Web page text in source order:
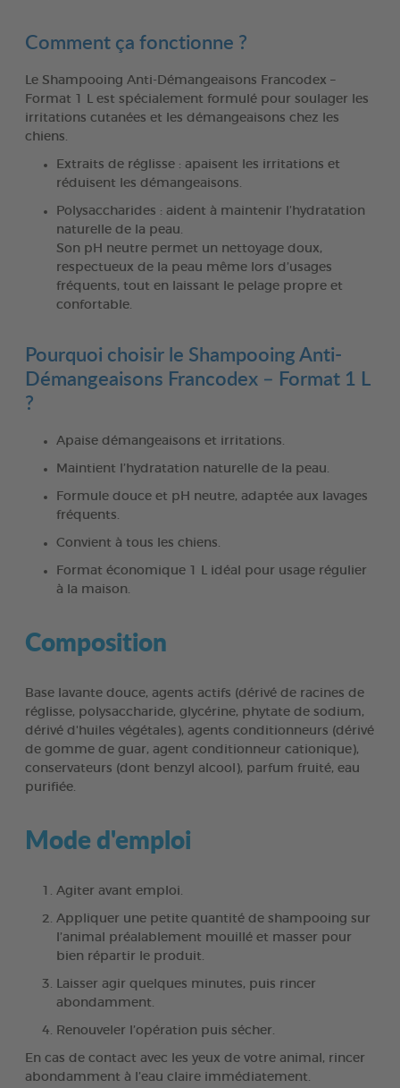
Comment ça fonctionne ?
Le Shampooing Anti-Démangeaisons Francodex –
Format 1 L est spécialement formulé pour soulager les
irritations cutanées et les démangeaisons chez les
chiens.
Extraits de réglisse : apaisent les irritations et
réduisent les démangeaisons.
Polysaccharides : aident à maintenir l’hydratation
naturelle de la peau.
Son pH neutre permet un nettoyage doux,
respectueux de la peau même lors d’usages
fréquents, tout en laissant le pelage propre et
confortable.
Pourquoi choisir le Shampooing Anti-
Démangeaisons Francodex – Format 1 L
?
Apaise démangeaisons et irritations.
Maintient l’hydratation naturelle de la peau.
Formule douce et pH neutre, adaptée aux lavages
fréquents.
Convient à tous les chiens.
Format économique 1 L idéal pour usage régulier
à la maison.
Composition
Base lavante douce, agents actifs (dérivé de racines de
réglisse, polysaccharide, glycérine, phytate de sodium,
dérivé d'huiles végétales), agents conditionneurs (dérivé
de gomme de guar, agent conditionneur cationique),
conservateurs (dont benzyl alcool), parfum fruité, eau
purifiée.
Mode d'emploi
Agiter avant emploi.
Appliquer une petite quantité de shampooing sur
l’animal préalablement mouillé et masser pour
bien répartir le produit.
Laisser agir quelques minutes, puis rincer
abondamment.
Renouveler l’opération puis sécher.
En cas de contact avec les yeux de votre animal, rincer
abondamment à l’eau claire immédiatement.